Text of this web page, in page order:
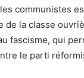
communistes
de la classe
fascisme, qui
le parti